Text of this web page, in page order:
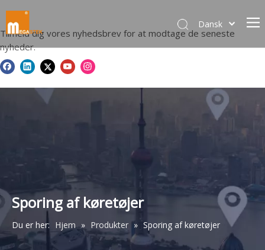
Dansk
Italiano
Deutsch
Pусский
Français
简体中文
English
Tilmeld dig vores nyhedsbrev for at modtage de seneste
nyheder.
Sporing af køretøjer
Du er her: Hjem » Produkter » Sporing af køretøjer